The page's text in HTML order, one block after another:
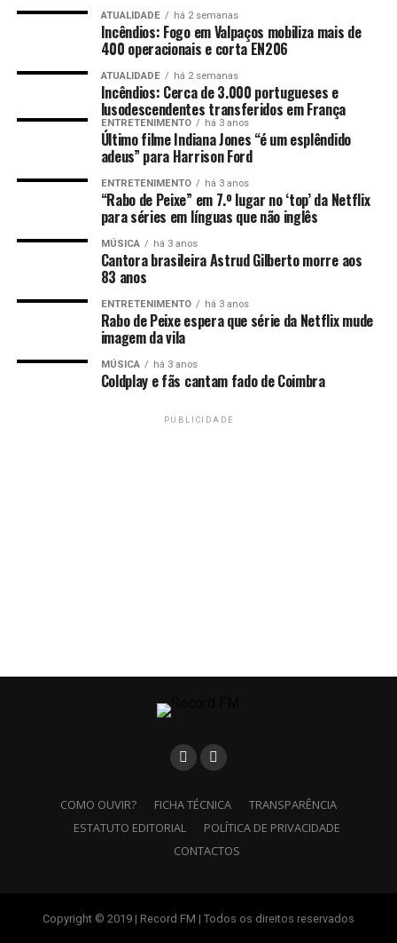
ATUALIDADE há 2 semanas
Incêndios: Fogo em Valpaços mobiliza mais de
400 operacionais e corta EN206
ATUALIDADE há 2 semanas
Incêndios: Cerca de 3.000 portugueses e
lusodescendentes transferidos em França
ENTRETENIMENTO há 3 anos
Último filme Indiana Jones “é um esplêndido
adeus” para Harrison Ford
ENTRETENIMENTO há 3 anos
“Rabo de Peixe” em 7.º lugar no ‘top’ da Netflix
para séries em línguas que não inglês
MÚSICA há 3 anos
Cantora brasileira Astrud Gilberto morre aos
83 anos
ENTRETENIMENTO há 3 anos
Rabo de Peixe espera que série da Netflix mude
imagem da vila
MÚSICA há 3 anos
Coldplay e fãs cantam fado de Coimbra
PUBLICIDADE
COMO OUVIR? FICHA TÉCNICA
TRANSPARÊNCIA
ESTATUTO EDITORIAL
POLÍTICA DE PRIVACIDADE
CONTACTOS
Copyright © 2019 | Record FM | Todos os direitos reservados